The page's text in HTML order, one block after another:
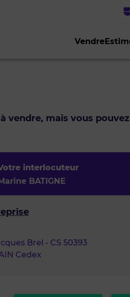
Vendre
vendre, mais vous
interlocuteur
BATIGNE
Brel - CS 50393
Cedex